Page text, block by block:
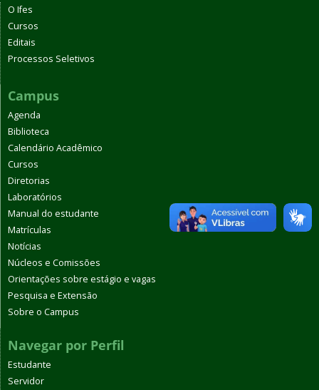
O Ifes
Cursos
Editais
Processos Seletivos
Campus
Agenda
Biblioteca
Calendário Acadêmico
Cursos
Diretorias
Laboratórios
Manual do estudante
Matrículas
Notícias
Núcleos e Comissões
Orientações sobre estágio e vagas
Pesquisa e Extensão
Sobre o Campus
Navegar por Perfil
Estudante
Servidor